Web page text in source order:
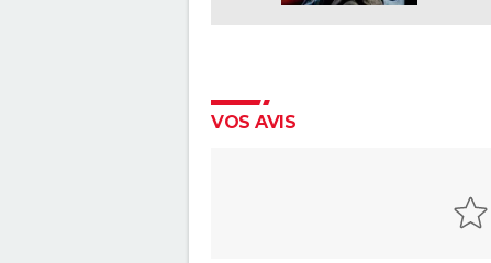
VOS AVIS